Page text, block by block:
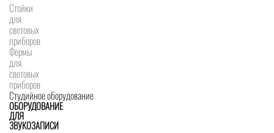
Стойки
для
световых
приборов
Фермы
для
световых
приборов
Студийное оборудование
ОБОРУДОВАНИЕ
ДЛЯ
ЗВУКОЗАПИСИ